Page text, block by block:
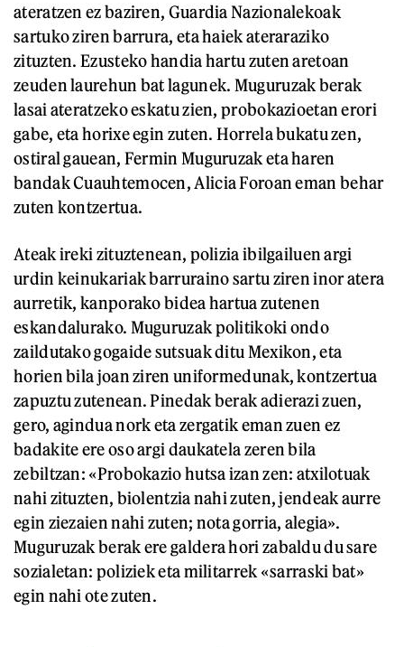
ateratzen ez baziren, Guardia Nazionalekoak
sartuko ziren barrura, eta haiek ateraraziko
zituzten. Ezusteko handia hartu zuten aretoan
zeuden laurehun bat lagunek. Muguruzak berak
lasai ateratzeko eskatu zien, probokazioetan erori
gabe, eta horixe egin zuten. Horrela bukatu zen,
ostiral gauean, Fermin Muguruzak eta haren
bandak Cuauhtemocen, Alicia Foroan eman behar
zuten kontzertua.
Ateak ireki zituztenean, polizia ibilgailuen argi
urdin keinukariak barruraino sartu ziren inor atera
aurretik, kanporako bidea hartua zutenen
eskandalurako. Muguruzak politikoki ondo
zaildutako gogaide sutsuak ditu Mexikon, eta
horien bila joan ziren uniformedunak, kontzertua
zapuztu zutenean. Pinedak berak adierazi zuen,
gero, agindua nork eta zergatik eman zuen ez
badakite ere oso argi daukatela zeren bila
zebiltzan: «Probokazio hutsa izan zen: atxilotuak
nahi zituzten, biolentzia nahi zuten, jendeak aurre
egin ziezaien nahi zuten; nota gorria, alegia».
Muguruzak berak ere galdera hori zabaldu du sare
sozialetan: poliziek eta militarrek «sarraski bat»
egin nahi ote zuten.